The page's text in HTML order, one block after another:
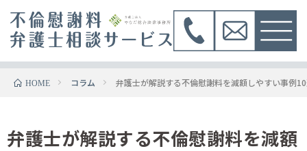
HOME コラム 弁護士が解説する不倫慰謝料を減額しやすい事例
弁護士が解説する不倫慰謝料を減額